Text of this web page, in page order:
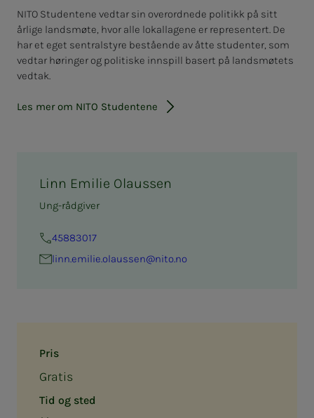
Pris
Gratis
Tid og sted
NITO Studentene vedtar sin overordnede politikk på sitt
årlige landsmøte, hvor alle lokallagene er representert. De
har et eget sentralstyre bestående av åtte studenter, som
vedtar høringer og politiske innspill basert på landsmøtets
vedtak.
Les mer om NITO Studentene
Linn Emilie Olaussen
Ung-rådgiver
45883017
linn.emilie.olaussen@nito.no